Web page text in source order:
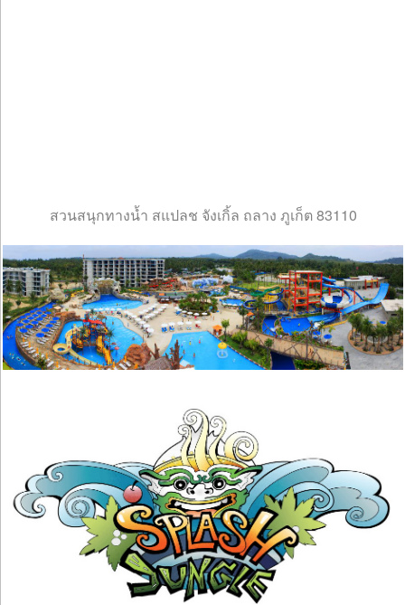
สวนสนุกทางน้ำ สแปลช จังเกิ้ล ถลาง ภูเก็ต 83110